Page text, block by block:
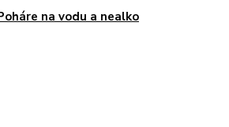
na vodu a nealko